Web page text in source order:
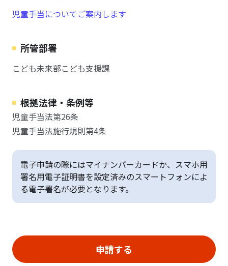
児童手当についてご案内します
所管部署
こども未来部こども支援課
根拠法律・条例等
児童手当法第26条
児童手当法施行規則第4条
電子申請の際にはマイナンバーカードか、スマホ用
署名用電子証明書を設定済みのスマートフォンによ
る電子署名が必要となります。